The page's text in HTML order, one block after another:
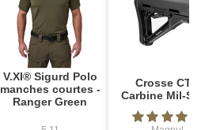
V.XI® Sigurd Polo
manches courtes -
Ranger Green
Crosse CTR
Carbine Mil-